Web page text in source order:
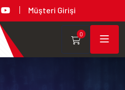
Müşteri Girişi
0